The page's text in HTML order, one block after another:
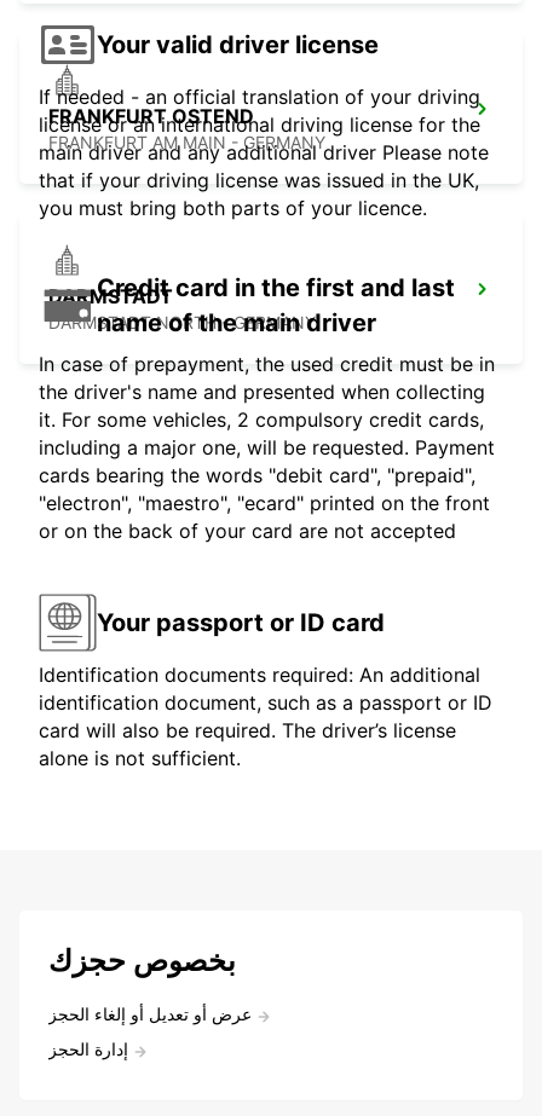
FRANKFURT OSTEND
FRANKFURT AM MAIN - GERMANY
DARMSTADT
DARMSTADT NORTH - GERMANY
Your valid driver license
If needed - an official translation of your driving
license or an international driving license for the
main driver and any additional driver Please note
that if your driving license was issued in the UK,
you must bring both parts of your licence.
Credit card in the first and last
name of the main driver
In case of prepayment, the used credit must be in
the driver's name and presented when collecting
it. For some vehicles, 2 compulsory credit cards,
including a major one, will be requested. Payment
cards bearing the words "debit card", "prepaid",
"electron", "maestro", "ecard" printed on the front
or on the back of your card are not accepted
Your passport or ID card
Identification documents required: An additional
identification document, such as a passport or ID
card will also be required. The driver’s license
alone is not sufficient.
بخصوص حجزك
عرض أو تعديل أو إلغاء الحجز
إدارة الحجز